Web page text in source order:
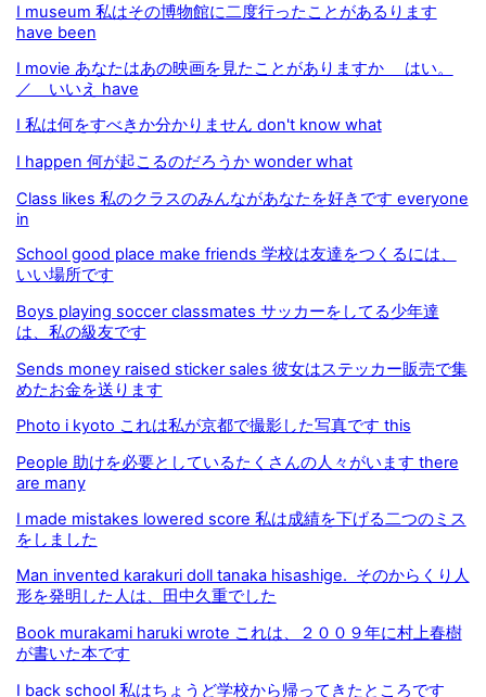
I museum 私はその博物館に二度行ったことがあるります
have been
I movie あなたはあの映画を見たことがありますか はい。
／ いいえ have
I 私は何をすべきか分かりません don't know what
I happen 何が起こるのだろうか wonder what
Class likes 私のクラスのみんながあなたを好きです everyone
in
School good place make friends 学校は友達をつくるには、
いい場所です
Boys playing soccer classmates サッカーをしてる少年達
は、私の級友です
Sends money raised sticker sales 彼女はステッカー販売で集
めたお金を送ります
Photo i kyoto これは私が京都で撮影した写真です this
People 助けを必要としているたくさんの人々がいます there
are many
I made mistakes lowered score 私は成績を下げる二つのミス
をしました
Man invented karakuri doll tanaka hisashige. そのからくり人
形を発明した人は、田中久重でした
Book murakami haruki wrote これは、２００９年に村上春樹
が書いた本です
I back school 私はちょうど学校から帰ってきたところです